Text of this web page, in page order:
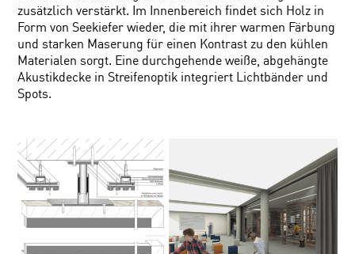
zusätzlich verstärkt. Im Innenbereich findet sich Holz in
Form von Seekiefer wieder, die mit ihrer warmen Färbung
und starken Maserung für einen Kontrast zu den kühlen
Materialen sorgt. Eine durchgehende weiße, abgehängte
Akustikdecke in Streifenoptik integriert Lichtbänder und
Spots.